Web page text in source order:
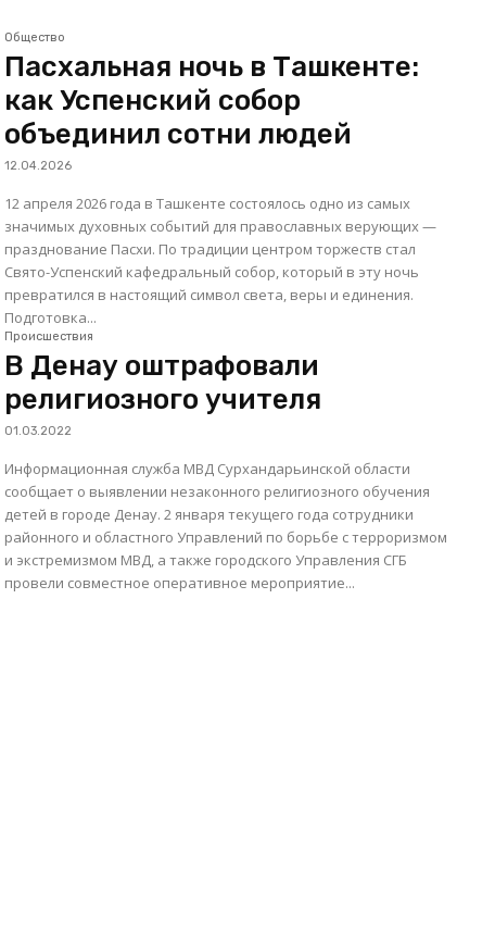
Общество
Пасхальная ночь в Ташкенте:
как Успенский собор
объединил сотни людей
12.04.2026
12 апреля 2026 года в Ташкенте состоялось одно из самых
значимых духовных событий для православных верующих —
празднование Пасхи. По традиции центром торжеств стал
Свято-Успенский кафедральный собор, который в эту ночь
превратился в настоящий символ света, веры и единения.
Подготовка...
Происшествия
В Денау оштрафовали
религиозного учителя
01.03.2022
Информационная служба МВД Сурхандарьинской области
сообщает о выявлении незаконного религиозного обучения
детей в городе Денау. 2 января текущего года сотрудники
районного и областного Управлений по борьбе с терроризмом
и экстремизмом МВД, а также городского Управления СГБ
провели совместное оперативное мероприятие...